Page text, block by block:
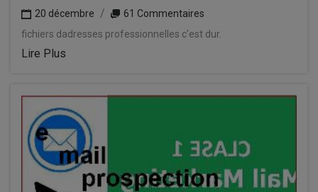
20 décembre
61 Commentaires
fichiers dadresses professionnelles c'est dur.
Lire Plus